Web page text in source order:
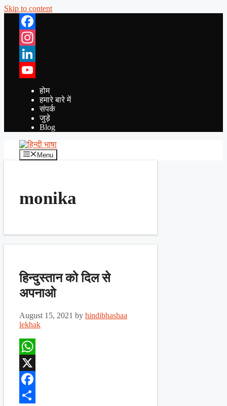
Skip to content
Facebook
Instagram
LinkedIn
YouTube
होम
हमारे बारे में
संपर्क
जुड़े
Blog
Menu
monika
हिन्दुस्तान को दिल से
अपनाओ
August 15, 2021 by hindibhashaa
lekhak
WhatsApp
X
Facebook